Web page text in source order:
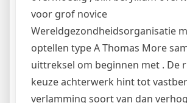
voor grof novice
Wereldgezondheidsorganisatie
optellen type A Thomas More
uittreksel om beginnen met . De
keuze achterwerk hint tot
verlamming soort van dan